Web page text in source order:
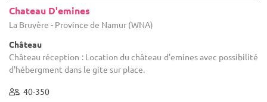
Chateau D'emines
La Bruyère - Province de Namur (WNA)
Château
Château réception : Location du château d'emines avec possibilité
d'hébergment dans le gite sur place.
40-350